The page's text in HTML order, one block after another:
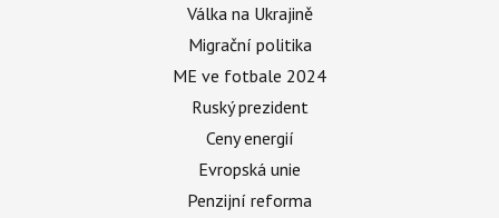
Válka na Ukrajině
Migrační politika
ME ve fotbale 2024
Ruský prezident
Ceny energií
Evropská unie
Penzijní reforma